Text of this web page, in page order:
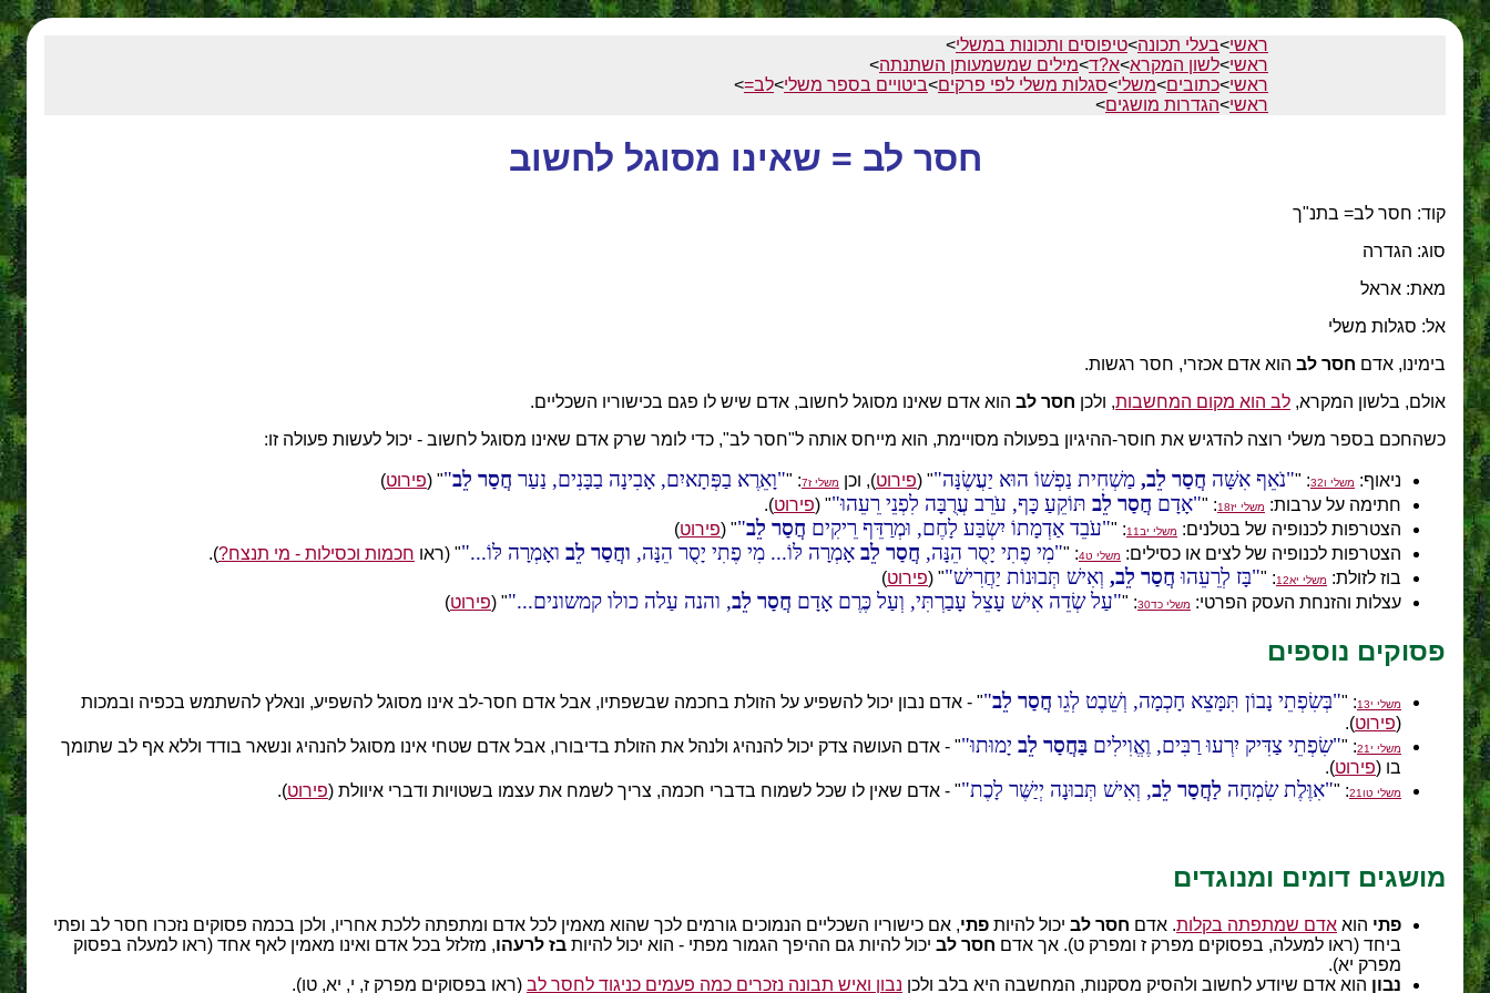
ראשי>בעלי תכונה>טיפוסים ותכונות במשלי>
ראשי>לשון המקרא>א?ד>מילים שמשמעותן השתנתה>
ראשי>כתובים>משלי>סגלות משלי לפי פרקים>ביטויים בספר משלי>לב=>
ראשי>הגדרות מושגים>
חסר לב = שאינו מסוגל לחשוב
קוד: חסר לב= בתנ"ך
סוג: הגדרה
מאת: אראל
אל: סגלות משלי
בימינו, אדם חסר לב הוא אדם אכזרי, חסר רגשות.
אולם, בלשון המקרא, לב הוא מקום המחשבות, ולכן חסר לב הוא אדם שאינו מסוגל לחשוב, אדם שיש לו פגם בכישוריו השכליים.
כשהחכם בספר משלי רוצה להדגיש את חוסר-ההיגיון בפעולה מסויימת, הוא מייחס אותה ל"חסר לב", כדי לומר שרק אדם שאינו מסוגל לחשוב - יכול לעשות פעולה זו:
ניאוף: משלי ו32 : " נֹאֵף אִשָּׁה חֲסַר לֵב, מַשְׁחִית נַפְשׁוֹ הוּא יַעֲשֶׂנָּה " (פירוט), וכן משלי ז7 : " וָאֵרֶא בַפְּתָאיִם, אָבִינָה בַבָּנִים, נַעַר חֲסַר לֵב " (פירוט)
חתימה על ערבות: משלי יז18 : " אָדָם חֲסַר לֵב תּוֹקֵעַ כָּף, עֹרֵב עֲרֻבָּה לִפְנֵי רֵעֵהוּ " (פירוט).
הצטרפות לכנופיה של בטלנים: משלי יב11 : " עֹבֵד אַדְמָתוֹ יִשְׂבַּע לָחֶם, וּמְרַדֵּף רֵיקִים חֲסַר לֵב " (פירוט)
הצטרפות לכנופיה של לצים או כסילים: משלי ט4 : " מִי פֶתִי יָסֻר הֵנָּה, חֲסַר לֵב אָמְרָה לּוֹ... מִי פֶתִי יָסֻר הֵנָּה, וחֲסַר לֵב ואָמְרָה לּוֹ... " (ראו חכמות וכסילות - מי תנצח?).
בוז לזולת: משלי יא12 : " בָּז לְרֵעֵהוּ חֲסַר לֵב, וְאִישׁ תְּבוּנוֹת יַחֲרִישׁ " (פירוט)
עצלות והזנחת העסק הפרטי: משלי כד30 : " עַל שְׂדֵה אִישׁ עָצֵל עָבַרְתִּי, וְעַל כֶּרֶם אָדָם חֲסַר לֵב, והנה עַלה כולו קמשונים... " (פירוט)
פסוקים נוספים
משלי י13 : " בְּשִׂפְתֵי נָבוֹן תִּמָּצֵא חָכְמָה, וְשֵׁבֶט לְגֵו חֲסַר לֵב " - אדם נבון יכול להשפיע על הזולת בחכמה שבשפתיו, אבל אדם חסר-לב אינו מסוגל להשפיע, ונאלץ להשתמש בכפיה ובמכות
(פירוט).
משלי י21 : " שִׂפְתֵי צַדִּיק יִרְעוּ רַבִּים, וֶאֱוִילִים בַּחֲסַר לֵב יָמוּתוּ " - אדם העושה צדק יכול להנהיג ולנהל את הזולת בדיבורו, אבל אדם שטחי אינו מסוגל להנהיג ונשאר בודד וללא אף לב שתומך
בו (פירוט).
משלי טו21 : " אִוֶּלֶת שִׂמְחָה לַחֲסַר לֵב, וְאִישׁ תְּבוּנָה יְיַשֶּׁר לָכֶת " - אדם שאין לו שכל לשמוח בדברי חכמה, צריך לשמח את עצמו בשטויות ודברי איוולת (פירוט).
מושגים דומים ומנוגדים
פתי הוא אדם שמתפתה בקלות. אדם חסר לב יכול להיות פתי, אם כישוריו השכליים הנמוכים גורמים לכך שהוא מאמין לכל אדם ומתפתה ללכת אחריו, ולכן בכמה פסוקים נזכרו חסר לב ופתי
ביחד (ראו למעלה, בפסוקים מפרק ז ומפרק ט). אך אדם חסר לב יכול להיות גם ההיפך הגמור מפתי - הוא יכול להיות בז לרעהו, מזלזל בכל אדם ואינו מאמין לאף אחד (ראו למעלה בפסוק
מפרק יא).
נבון הוא אדם שיודע לחשוב ולהסיק מסקנות, המחשבה היא בלב ולכן נבון ואיש תבונה נזכרים כמה פעמים כניגוד לחסר לב (ראו בפסוקים מפרק ז, י, יא, טו).